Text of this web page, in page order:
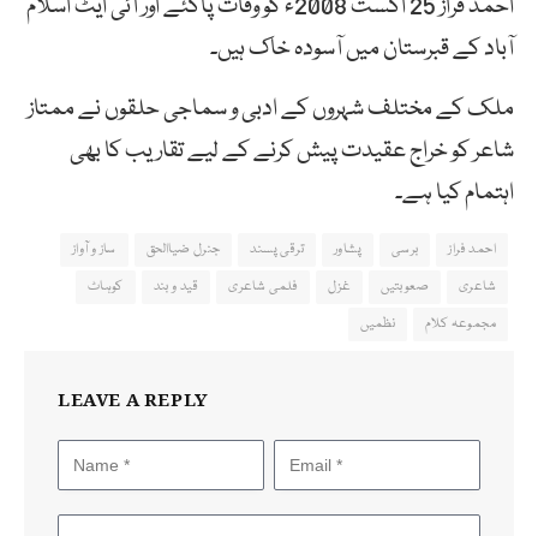
آباد کے قبرستان میں آسودہ خاک ہیں۔
ملک کے مختلف شہروں کے ادبی و سماجی حلقوں نے ممتاز
شاعر کو خراج عقیدت پیش کرنے کے لیے تقاریب کا بھی
اہتمام کیا ہے۔
احمد فراز برسی پشاور ترقی پسند جنرل ضیاالحق
ساز و آواز
شاعری
صعوبتیں غزل فلمی شاعری قید و بند
کوہاٹ
مجموعہ کلام
نظمیں
LEAVE A REPLY